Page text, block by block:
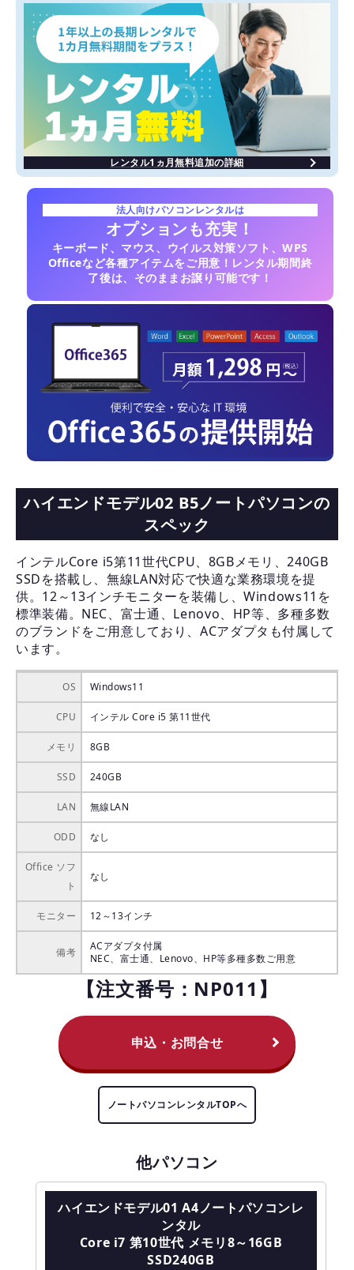
レンタル1ヵ月無料追加の詳細
法人向けパソコンレンタルは
オプションも充実！
キーボード、マウス、ウイルス対策ソフト、WPS
Officeなど各種アイテムをご用意！レンタル期間終
了後は、そのままお譲り可能です！
ハイエンドモデル02 B5ノートパソコンの
スペック
インテルCore i5第11世代CPU、8GBメモリ、240GB
SSDを搭載し、無線LAN対応で快適な業務環境を提
供。12～13インチモニターを装備し、Windows11を
標準装備。NEC、富士通、Lenovo、HP等、多種多数
のブランドをご用意しており、ACアダプタも付属して
います。
OS Windows11
CPU インテル Core i5 第11世代
メモリ 8GB
SSD 240GB
LAN 無線LAN
ODD なし
Office ソフ
ト
なし
モニター 12～13インチ
備考
ACアダプタ付属
NEC、富士通、Lenovo、HP等多種多数ご用意
【注文番号：NP011】
申込・お問合せ
ノートパソコンレンタルTOPへ
他パソコン
ハイエンドモデル01 A4ノートパソコンレ
ンタル
Core i7 第10世代 メモリ8～16GB
SSD240GB